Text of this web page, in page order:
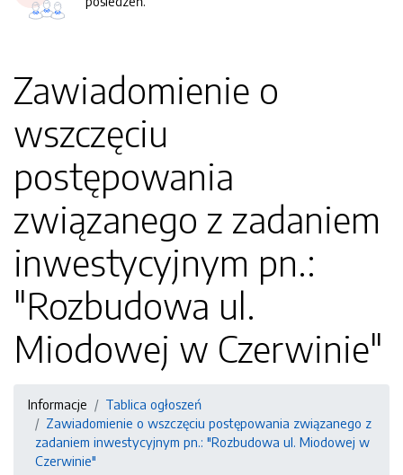
Zawiadomienie o
wszczęciu
postępowania
związanego z zadaniem
inwestycyjnym pn.:
"Rozbudowa ul.
Miodowej w Czerwinie"
Informacje
Tablica ogłoszeń
Zawiadomienie o wszczęciu postępowania związanego z
zadaniem inwestycyjnym pn.: "Rozbudowa ul. Miodowej w
Czerwinie"